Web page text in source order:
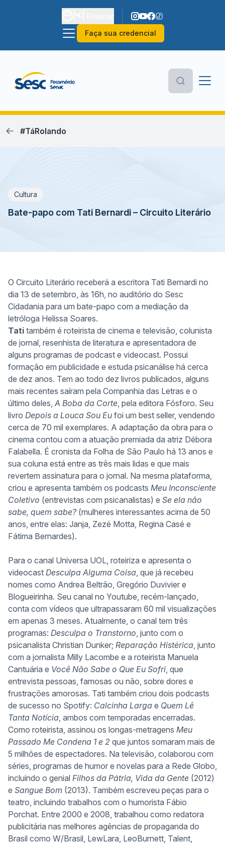
Faça sua credencial
#TáRolando
Cultura
Bate-papo com Tati Bernardi – Circuito Literário
O Circuito Literário receberá a escritora Tati Bernardi no
dia 13 de setembro, às 16h, no auditório do Sesc
Cidadania para um bate-papo com a mediação da
letróloga Helissa Soares.
Tati também é roteirista de cinema e televisão, colunista
de jornal, resenhista de literatura e apresentadora de
alguns programas de podcast e videocast. Possui
formação em publicidade e estuda psicanálise há cerca
de dez anos. Tem ao todo dez livros publicados, alguns
mais recentes saíram pela Companhia das Letras e o
último deles, A Boba da Corte, pela editora Fósforo. Seu
livro Depois a Louca Sou Eu foi um best seller, vendendo
cerca de 70 mil exemplares. A adaptação da obra para o
cinema contou com a atuação premiada da atriz Débora
Falabella. É cronista da Folha de São Paulo há 13 anos e
sua coluna está entre as três mais lidas e que mais
revertem assinatura para o jornal. Na mesma plataforma,
criou e apresenta também os podcasts Meu Inconsciente
Coletivo (entrevistas com psicanalistas) e Se ela não
sabe, quem sabe?(mulheres interessantes acima de 50
anos, entre elas: Janja, Zezé Motta, Regina Casé e
Fátima Bernardes).
Para o canal Universa UOL, roteiriza e apresenta o
videocast Desculpa Alguma Coisa, que já recebeu
nomes como Andrea Beltrão, Gregório Duvivier e
Blogueirinha. Seu canal no Youtube, recém-lançado,
conta com vídeos que ultrapassaram 60 mil visualizações
em apenas 3 meses. Atualmente, o canal tem três
programas: Desculpa o Transtorno, junto com o
psicanalista Christian Dunker; Reparação Histérica, junto
com a jornalista Milly Lacombe e a roteirista Manuela
Cantuária e Você Não Sabe o Que Eu Sofri, que
entrevista pessoas, famosas ou não, sobre dores e
frustrações amorosas. Tati também criou dois podcasts
de sucesso no Spotify: Calcinha Larga e Quem Lê
Tanta Notícia, ambos com temporadas encerradas.
Como roteirista, assinou os longas-metragens Meu
Passado Me Condena 1 e 2 que juntos somaram mais de
5 milhões de espectadores. Na televisão, colaborou com
séries, programas de humor e novelas para a Rede Globo,
incluindo o genial Filhos da Pátria, Vida da Gente (2012)
e Sangue Bom (2013). Também escreveu peças para o
teatro, incluindo trabalhos com o humorista Fábio
Porchat. Entre 2000 e 2008, trabalhou como redatora
publicitária nas melhores agências de propaganda do
Brasil como W/Brasil, LewLara, LeoBurnett, Talent,